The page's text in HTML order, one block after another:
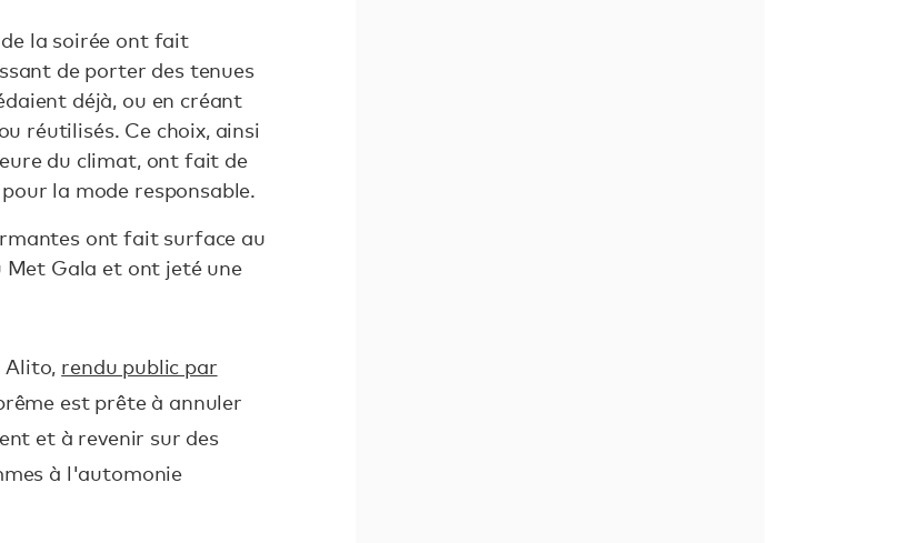
la soirée ont fait
de porter des tenues
déjà, ou en créant
réutilisés. Ce choix, ainsi
du climat, ont fait de
la mode responsable.
ont fait surface au
Met Gala et ont jeté une
Alito, rendu public par
est prête à annuler
et à revenir sur des
à l'automonie